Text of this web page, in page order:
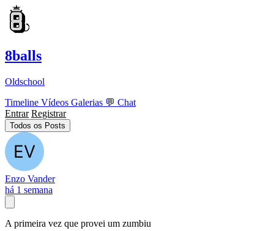
8balls
Oldschool
Timeline Vídeos Galerias 💬 Chat
Entrar Registrar
Todos os Posts
Enzo Vander
há 1 semana
A primeira vez que provei um zumbiu